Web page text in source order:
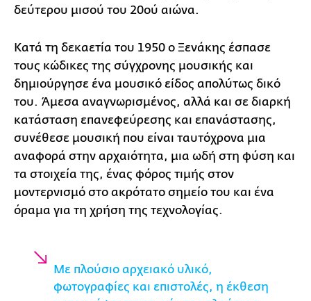
δεύτερου μισού του 20ού αιώνα.
Κατά τη δεκαετία του 1950 ο Ξενάκης έσπασε
τους κώδικες της σύγχρονης μουσικής και
δημιούργησε ένα μουσικό είδος απολύτως δικό
του. Άμεσα αναγνωρισμένος, αλλά και σε διαρκή
κατάσταση επανεφεύρεσης και επανάστασης,
συνέθεσε μουσική που είναι ταυτόχρονα μια
αναφορά στην αρχαιότητα, μια ωδή στη φύση και
τα στοιχεία της, ένας φόρος τιμής στον
μοντερνισμό στο ακρότατο σημείο του και ένα
όραμα για τη χρήση της τεχνολογίας.
Με πλούσιο αρχειακό υλικό,
φωτογραφίες και επιστολές, η έκθεση